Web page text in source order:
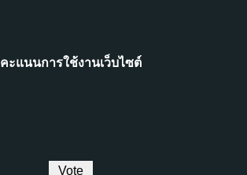
คะแนนการใช้งานเว็บไซต์